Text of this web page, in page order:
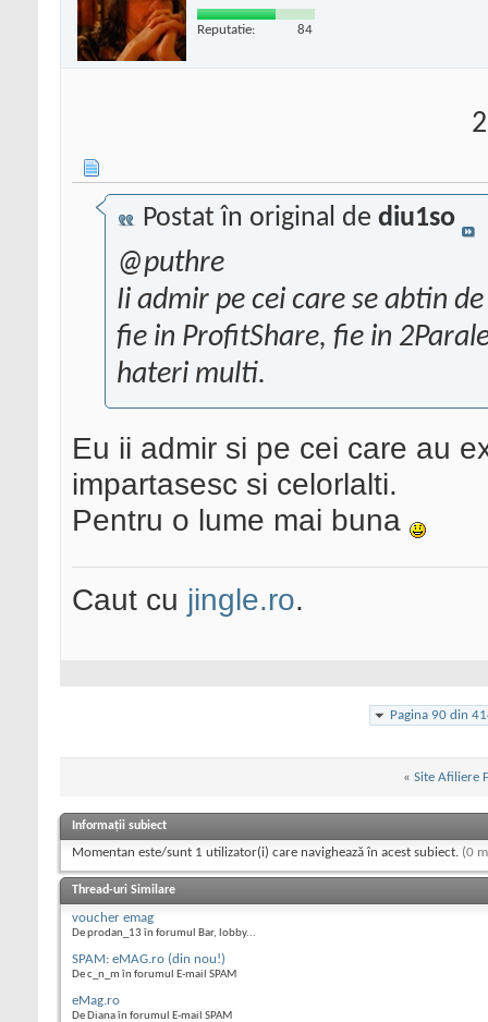
Reputatie: 84
Postat în original de diu1so
@puthre
Ii admir pe cei care se abtin
fie in ProfitShare, fie in
hateri multi.
Eu ii admir si pe cei care au
impartasesc si celorlalti.
Pentru o lume mai buna
Caut cu jingle.ro.
Pagina 90 din
« Site Afiliere
Informații subiect
Momentan este/sunt 1 utilizator(i) care navighează în acest subiect. (0
Thread-uri Similare
voucher emag
De prodan_13 în forumul Bar, lobby...
SPAM: eMAG.ro (din nou!)
De c_n_m în forumul E-mail SPAM
eMag.ro
De Diana în forumul E-mail SPAM